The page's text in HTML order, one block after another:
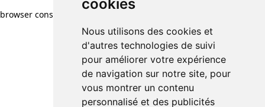
cookies
Nous utilisons des cookies et
d'autres technologies de suivi
pour améliorer votre expérience
de navigation sur notre site, pour
vous montrer un contenu
personnalisé et des publicités
browser console for more information)